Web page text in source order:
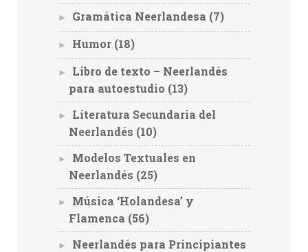
► Gramática Neerlandesa (7)
► Humor (18)
►
Libro de texto – Neerlandés
para autoestudio (13)
►
Literatura Secundaria del
Neerlandés (10)
►
Modelos Textuales en
Neerlandés (25)
►
Música ‘Holandesa’ y
Flamenca (56)
►
Neerlandés para Principiantes